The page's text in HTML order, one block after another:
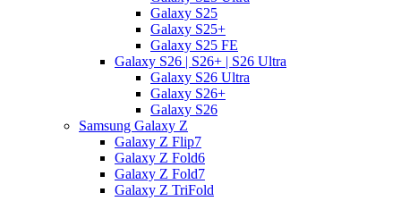
Galaxy S25
Galaxy S25+
Galaxy S25 FE
Galaxy S26 | S26+ | S26 Ultra
Galaxy S26 Ultra
Galaxy S26+
Galaxy S26
Samsung Galaxy Z
Galaxy Z Flip7
Galaxy Z Fold6
Galaxy Z Fold7
Galaxy Z TriFold